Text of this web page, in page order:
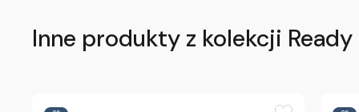
Inne produkty z kolekcji Ready